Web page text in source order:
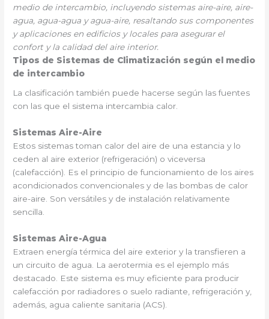
medio de intercambio, incluyendo sistemas aire-aire, aire-
agua, agua-agua y agua-aire, resaltando sus componentes
y aplicaciones en edificios y locales para asegurar el
confort y la calidad del aire interior.
Tipos de Sistemas de Climatización según el medio
de intercambio
La clasificación también puede hacerse según las fuentes
con las que el sistema intercambia calor.
Sistemas Aire-Aire
Estos sistemas toman calor del aire de una estancia y lo
ceden al aire exterior (refrigeración) o viceversa
(calefacción). Es el principio de funcionamiento de los aires
acondicionados convencionales y de las bombas de calor
aire-aire. Son versátiles y de instalación relativamente
sencilla.
Sistemas Aire-Agua
Extraen energía térmica del aire exterior y la transfieren a
un circuito de agua. La aerotermia es el ejemplo más
destacado. Este sistema es muy eficiente para producir
calefacción por radiadores o suelo radiante, refrigeración y,
además, agua caliente sanitaria (ACS).